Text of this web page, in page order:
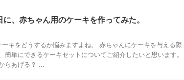
、赤ちゃん用のケーキを作ってみた。
キをどうするか悩みますよね。 赤ちゃんにケーキを与える際
簡単にできるケーキセットについてご紹介したいと思います。
らあげる？ ...